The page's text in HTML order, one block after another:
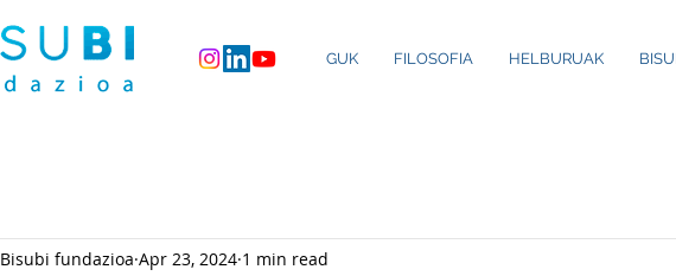
GUK FILOSOFIA HELBURUAK
Bisubi fundazioa Apr 23, 2024 1 min read